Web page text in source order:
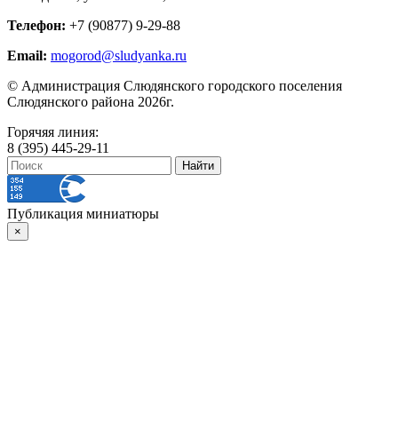
Телефон: +7 (90877) 9-29-88
Email: mogorod@sludyanka.ru
© Администрация Слюдянского городского поселения
Слюдянского района 2026г.
Горячяя линия:
8 (395) 445-29-11
Публикация миниатюры
×